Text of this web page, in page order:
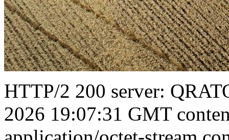
HTTP/2 200 server:
2026 19:07:31 GMT